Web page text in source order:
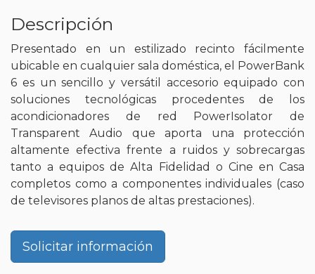
Descripción
Presentado en un estilizado recinto fácilmente
ubicable en cualquier sala doméstica, el PowerBank
6 es un sencillo y versátil accesorio equipado con
soluciones tecnológicas procedentes de los
acondicionadores de red PowerIsolator de
Transparent Audio que aporta una protección
altamente efectiva frente a ruidos y sobrecargas
tanto a equipos de Alta Fidelidad o Cine en Casa
completos como a componentes individuales (caso
de televisores planos de altas prestaciones).
Solicitar información